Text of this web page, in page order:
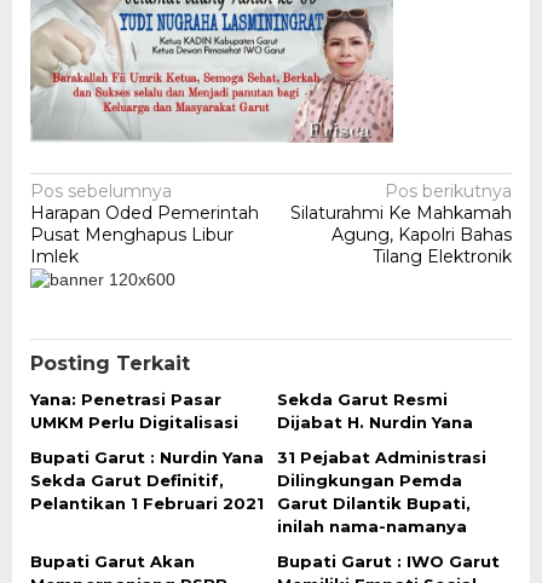
Navigasi
pos
Pos sebelumnya
Harapan Oded Pemerintah
Pusat Menghapus Libur
Imlek
Pos berikutnya
Silaturahmi Ke Mahkamah
Agung, Kapolri Bahas
Tilang Elektronik
Posting Terkait
Yana: Penetrasi Pasar
UMKM Perlu Digitalisasi
Sekda Garut Resmi
Dijabat H. Nurdin Yana
Bupati Garut : Nurdin Yana
Sekda Garut Definitif,
Pelantikan 1 Februari 2021
31 Pejabat Administrasi
Dilingkungan Pemda
Garut Dilantik Bupati,
inilah nama-namanya
Bupati Garut Akan
Bupati Garut : IWO Garut